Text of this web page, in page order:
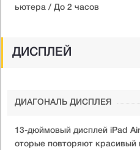
ьютера / До 2 часов
ДИСПЛЕЙ
ДИАГОНАЛЬ ДИСПЛЕЯ
13-дюймовый дисплей iPad
оторые повторяют красивый